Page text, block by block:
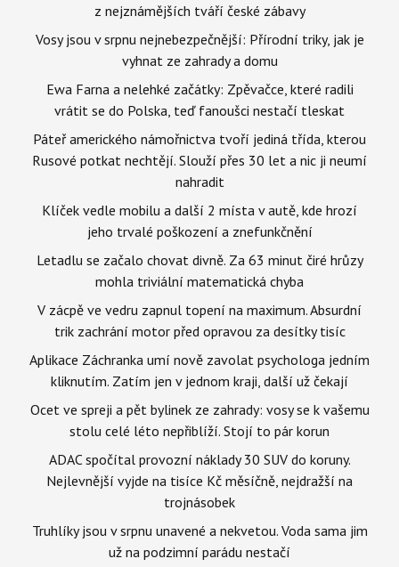
z nejznámějších tváří české zábavy
Vosy jsou v srpnu nejnebezpečnější: Přírodní triky, jak je
vyhnat ze zahrady a domu
Ewa Farna a nelehké začátky: Zpěvačce, které radili
vrátit se do Polska, teď fanoušci nestačí tleskat
Páteř amerického námořnictva tvoří jediná třída, kterou
Rusové potkat nechtějí. Slouží přes 30 let a nic ji neumí
nahradit
Klíček vedle mobilu a další 2 místa v autě, kde hrozí
jeho trvalé poškození a znefunkčnění
Letadlu se začalo chovat divně. Za 63 minut čiré hrůzy
mohla triviální matematická chyba
V zácpě ve vedru zapnul topení na maximum. Absurdní
trik zachrání motor před opravou za desítky tisíc
Aplikace Záchranka umí nově zavolat psychologa jedním
kliknutím. Zatím jen v jednom kraji, další už čekají
Ocet ve spreji a pět bylinek ze zahrady: vosy se k vašemu
stolu celé léto nepřiblíží. Stojí to pár korun
ADAC spočítal provozní náklady 30 SUV do koruny.
Nejlevnější vyjde na tisíce Kč měsíčně, nejdražší na
trojnásobek
Truhlíky jsou v srpnu unavené a nekvetou. Voda sama jim
už na podzimní parádu nestačí